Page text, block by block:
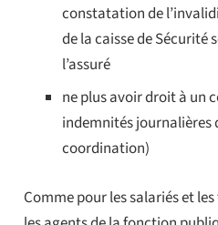
constatation de
de la caisse de Sécurité
l’assuré
ne plus avoir droit à un
indemnités journalières
coordination)
Comme pour les salariés et